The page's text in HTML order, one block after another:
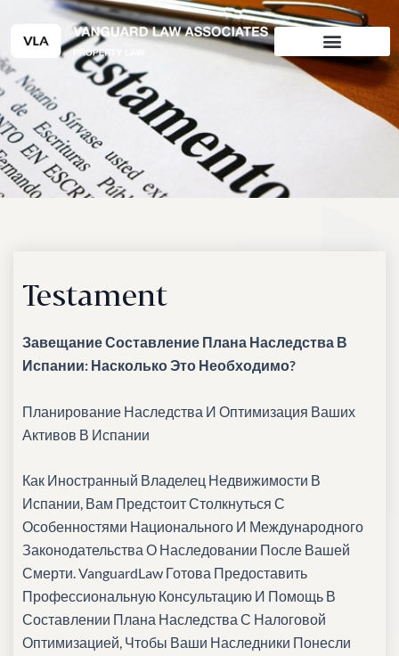
содержимому
Testament
ЗавещаниеСоставление Плана Наследства В
Испании: Насколько Это Необходимо?
Планирование Наследства И Оптимизация Ваших
Активов В Испании
Как Иностранный Владелец Недвижимости В
Испании, Вам Предстоит Столкнуться С
Особенностями Национального И Международного
Законодательства О Наследовании После Вашей
Смерти. VanguardLaw Готова Предоставить
Профессиональную Консультацию И Помощь В
Составлении Плана Наследства С Налоговой
Оптимизацией, Чтобы Ваши Наследники Понесли